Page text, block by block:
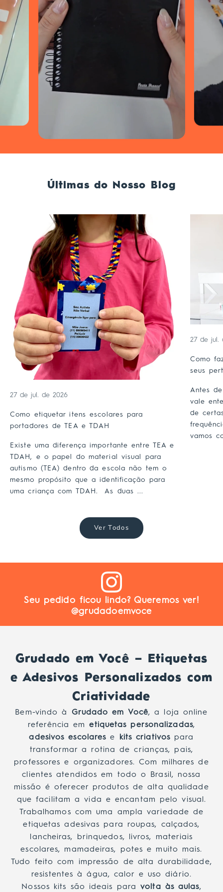
Últimas do Nosso Blog
27 de jul. de 2026
Como etiquetar itens escolares para
portadores de TEA e TDAH
Existe uma diferença importante entre TEA e
TDAH, e o papel do material visual para
autismo (TEA) dentro da escola não tem o
mesmo propósito que a identificação para
uma criança com TDAH. As duas ...
27 de jul.
Como
seus
Antes
vale
de
vamos
Ver Todos
Seu pedido ficou lindo? Queremos ver!
@grudadoemvoce
Grudado em Você – Etiquetas
e Adesivos Personalizados com
Criatividade
Bem-vindo à Grudado em Você, a loja online
referência emetiquetas personalizadas,
adesivos escolares e kits criativos para
transformar a rotina de crianças, pais,
professores e organizadores. Com milhares de
clientes atendidos em todo o Brasil, nossa
missão é oferecer produtos de alta qualidade
que facilitam a vida e encantam pelo visual.
Trabalhamos com uma ampla variedade de
etiquetas adesivas para roupas, calçados,
lancheiras, brinquedos, livros, materiais
escolares, mamadeiras, potes e muito mais.
Tudo feito com impressão de alta durabilidade,
resistentes à água, calor e uso diário.
Nossos kits são ideais paravolta às aulas,